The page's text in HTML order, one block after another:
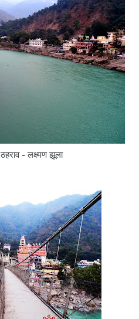
- लक्ष्मण झूला